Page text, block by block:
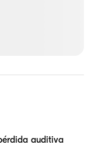
auditiva